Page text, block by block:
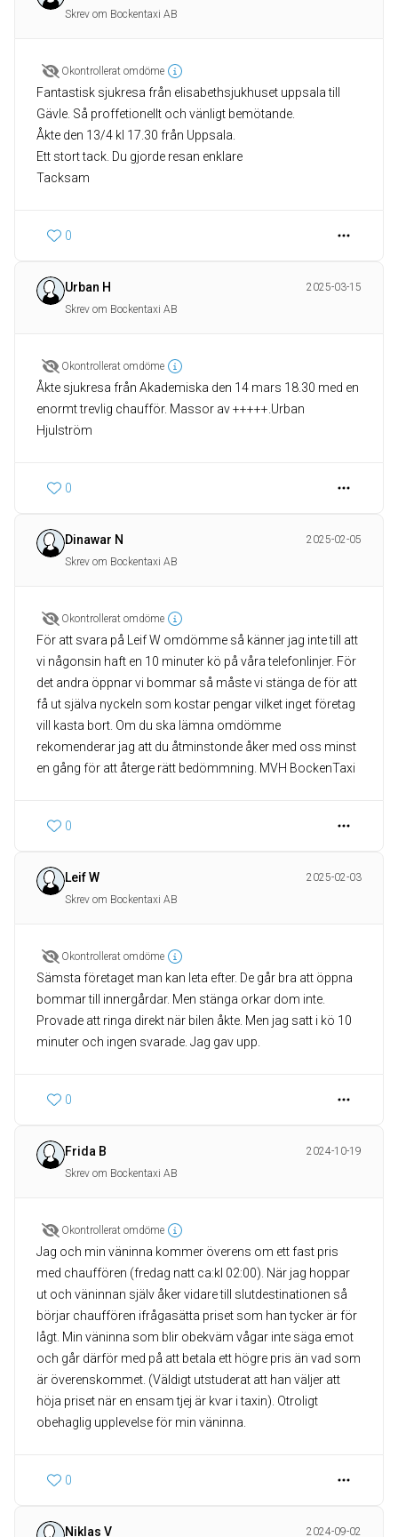
Skrev om Bockentaxi AB
Okontrollerat omdöme
Fantastisk sjukresa från elisabethsjukhuset uppsala till
Gävle. Så proffetionellt och vänligt bemötande.
Åkte den 13/4 kl 17.30 från Uppsala.
Ett stort tack. Du gjorde resan enklare
Tacksam
0
Urban H
2025-03-15
Skrev om Bockentaxi AB
Okontrollerat omdöme
Åkte sjukresa från Akademiska den 14 mars 18.30 med en
enormt trevlig chaufför. Massor av +++++.Urban
Hjulström
0
Dinawar N
2025-02-05
Skrev om Bockentaxi AB
Okontrollerat omdöme
För att svara på Leif W omdömme så känner jag inte till att
vi någonsin haft en 10 minuter kö på våra telefonlinjer. För
det andra öppnar vi bommar så måste vi stänga de för att
få ut själva nyckeln som kostar pengar vilket inget företag
vill kasta bort. Om du ska lämna omdömme
rekomenderar jag att du åtminstonde åker med oss minst
en gång för att återge rätt bedömmning. MVH BockenTaxi
0
Leif W
2025-02-03
Skrev om Bockentaxi AB
Okontrollerat omdöme
Sämsta företaget man kan leta efter. De går bra att öppna
bommar till innergårdar. Men stänga orkar dom inte.
Provade att ringa direkt när bilen åkte. Men jag satt i kö 10
minuter och ingen svarade. Jag gav upp.
0
Frida B
2024-10-19
Skrev om Bockentaxi AB
Okontrollerat omdöme
Jag och min väninna kommer överens om ett fast pris
med chauffören (fredag natt ca:kl 02:00). När jag hoppar
ut och väninnan själv åker vidare till slutdestinationen så
börjar chauffören ifrågasätta priset som han tycker är för
lågt. Min väninna som blir obekväm vågar inte säga emot
och går därför med på att betala ett högre pris än vad som
är överenskommet. (Väldigt utstuderat att han väljer att
höja priset när en ensam tjej är kvar i taxin). Otroligt
obehaglig upplevelse för min väninna.
0
Niklas V 2024-09-02